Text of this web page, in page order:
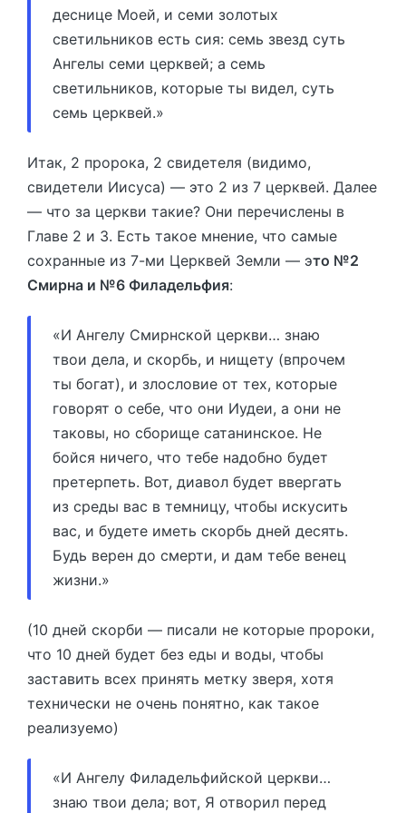
деснице Моей, и семи золотых
светильников есть сия: семь звезд суть
Ангелы семи церквей; а семь
светильников, которые ты видел, суть
семь церквей.»
Итак, 2 пророка, 2 свидетеля (видимо,
свидетели Иисуса) — это 2 из 7 церквей. Далее
— что за церкви такие? Они перечислены в
Главе 2 и 3. Есть такое мнение, что самые
сохранные из 7-ми Церквей Земли — это №2
Смирна и №6 Филадельфия:
«И Ангелу Смирнской церкви… знаю
твои дела, и скорбь, и нищету (впрочем
ты богат), и злословие от тех, которые
говорят о себе, что они Иудеи, а они не
таковы, но сборище сатанинское. Не
бойся ничего, что тебе надобно будет
претерпеть. Вот, диавол будет ввергать
из среды вас в темницу, чтобы искусить
вас, и будете иметь скорбь дней десять.
Будь верен до смерти, и дам тебе венец
жизни.»
(10 дней скорби — писали не которые пророки,
что 10 дней будет без еды и воды, чтобы
заставить всех принять метку зверя, хотя
технически не очень понятно, как такое
реализуемо)
«И Ангелу Филадельфийской церкви…
знаю твои дела; вот, Я отворил перед